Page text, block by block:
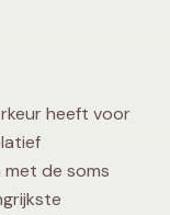
heeft voor
de soms